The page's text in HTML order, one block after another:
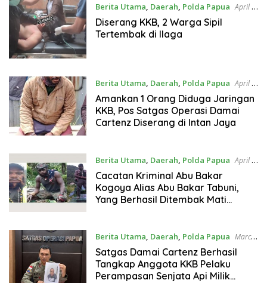
Berita Utama, Daerah, Polda Papua April 9,
2024
Diserang KKB, 2 Warga Sipil
Tertembak di Ilaga
Berita Utama, Daerah, Polda Papua April 9,
2024
Amankan 1 Orang Diduga Jaringan
KKB, Pos Satgas Operasi Damai
Cartenz Diserang di Intan Jaya
Berita Utama, Daerah, Polda Papua April 5,
2024
Cacatan Kriminal Abu Bakar
Kogoya Alias Abu Bakar Tabuni,
Yang Berhasil Ditembak Mati
Berita Utama, Daerah, Polda Papua March
4, 2024
Satgas Damai Cartenz Berhasil
Tangkap Anggota KKB Pelaku
Perampasan Senjata Api Milik